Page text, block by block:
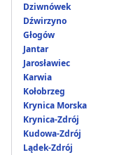
Dziwnówek
Dźwirzyno
Głogów
Jantar
Jarosławiec
Karwia
Kołobrzeg
Krynica Morska
Krynica-Zdrój
Kudowa-Zdrój
Lądek-Zdrój